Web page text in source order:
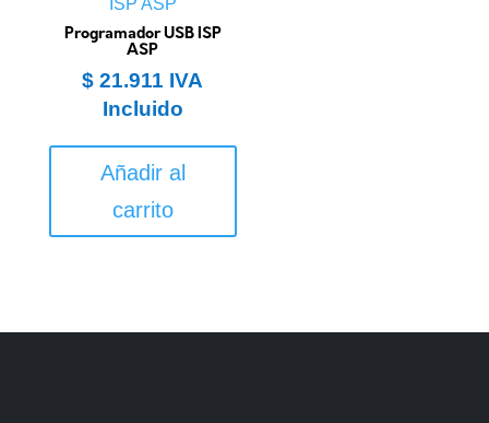
Programador USB ISP
ASP
$ 21.911 IVA
Incluido
Añadir al
carrito